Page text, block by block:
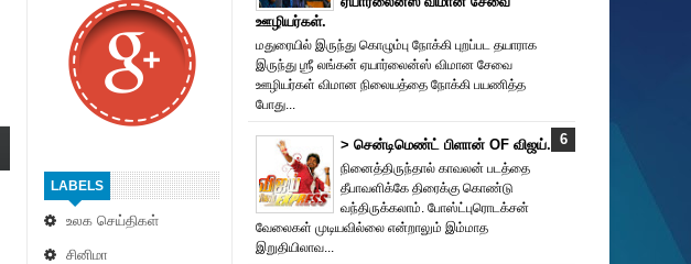
LABELS
உலக செய்திகள்
சினிமா
ஊழியர்கள்.
மதுரையில் இருந்து கொழும்பு நோக்கி புறப்பட தயாராக
இருந்து ஶ்ரீ லங்கன் ஏயார்லைன்ஸ் விமான சேவை
ஊழியர்கள் விமான நிலையத்தை நோக்கி பயணித்த
போது...
> சென்டிமெண்ட் பிளான் OF விஜய்.
நினைத்திருந்தால் காவலன் படத்தை
தீபாவளிக்கே திரைக்கு கொண்டு
வந்திருக்கலாம். போஸ்ட்புரொட‌க்சன்
வேலைகள் முடியவில்லை என்றாலும் இம்மாத
இறுதியிலாவ...